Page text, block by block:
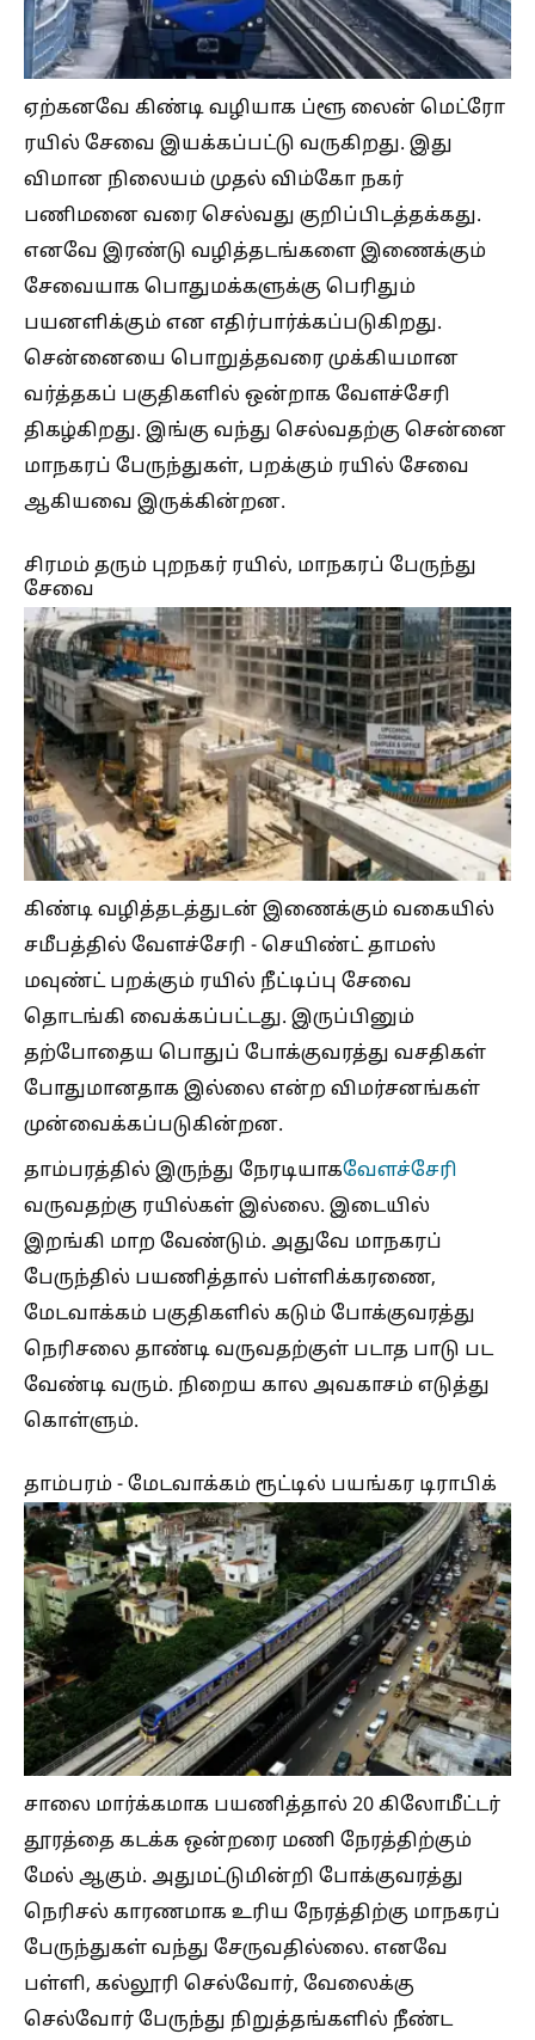
ஏற்கனவே கிண்டி வழியாக ப்ளூ லைன் மெட்ரோ
ரயில் சேவை இயக்கப்பட்டு வருகிறது. இது
விமான நிலையம் முதல் விம்கோ நகர்
பணிமனை வரை செல்வது குறிப்பிடத்தக்கது.
எனவே இரண்டு வழித்தடங்களை இணைக்கும்
சேவையாக பொதுமக்களுக்கு பெரிதும்
பயனளிக்கும் என எதிர்பார்க்கப்படுகிறது.
சென்னையை பொறுத்தவரை முக்கியமான
வர்த்தகப் பகுதிகளில் ஒன்றாக வேளச்சேரி
திகழ்கிறது. இங்கு வந்து செல்வதற்கு சென்னை
மாநகரப் பேருந்துகள், பறக்கும் ரயில் சேவை
ஆகியவை இருக்கின்றன.
சிரமம் தரும் புறநகர் ரயில், மாநகரப் பேருந்து
சேவை
கிண்டி வழித்தடத்துடன் இணைக்கும் வகையில்
சமீபத்தில் வேளச்சேரி - செயிண்ட் தாமஸ்
மவுண்ட் பறக்கும் ரயில் நீட்டிப்பு சேவை
தொடங்கி வைக்கப்பட்டது. இருப்பினும்
தற்போதைய பொதுப் போக்குவரத்து வசதிகள்
போதுமானதாக இல்லை என்ற விமர்சனங்கள்
முன்வைக்கப்படுகின்றன.
தாம்பரத்தில் இருந்து நேரடியாகவேளச்சேரி
வருவதற்கு ரயில்கள் இல்லை. இடையில்
இறங்கி மாற வேண்டும். அதுவே மாநகரப்
பேருந்தில் பயணித்தால் பள்ளிக்கரணை,
மேடவாக்கம் பகுதிகளில் கடும் போக்குவரத்து
நெரிசலை தாண்டி வருவதற்குள் படாத பாடு பட
வேண்டி வரும். நிறைய கால அவகாசம் எடுத்து
கொள்ளும்.
தாம்பரம் - மேடவாக்கம் ரூட்டில் பயங்கர டிராபிக்
சாலை மார்க்கமாக பயணித்தால் 20 கிலோமீட்டர்
தூரத்தை கடக்க ஒன்றரை மணி நேரத்திற்கும்
மேல் ஆகும். அதுமட்டுமின்றி போக்குவரத்து
நெரிசல் காரணமாக உரிய நேரத்திற்கு மாநகரப்
பேருந்துகள் வந்து சேருவதில்லை. எனவே
பள்ளி, கல்லூரி செல்வோர், வேலைக்கு
செல்வோர் பேருந்து நிறுத்தங்களில் நீண்ட